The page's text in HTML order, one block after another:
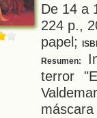
De 14 a
224 p.,
papel;
Resumen:
terror